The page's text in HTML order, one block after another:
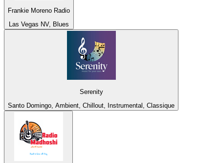
Frankie Moreno Radio
Las Vegas NV, Blues
Serenity
Santo Domingo, Ambient, Chillout, Instrumental, Classique